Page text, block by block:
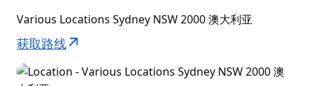
Various Locations Sydney NSW 2000 澳大利亚
获取路线